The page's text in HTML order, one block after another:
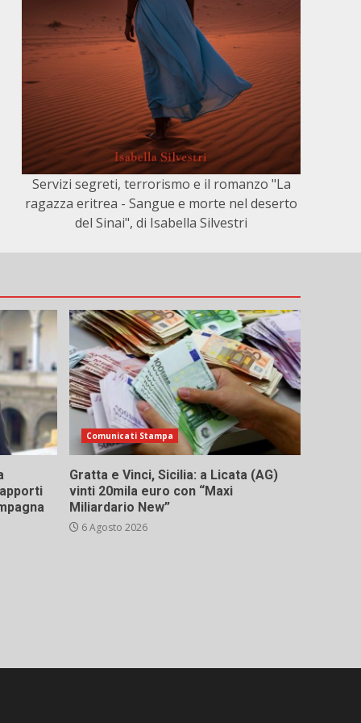
Servizi segreti, terrorismo e il romanzo "La
ragazza eritrea - Sangue e morte nel deserto
del Sinai", di Isabella Silvestri
Comunicati Stampa
Gratta e Vinci, Sicilia: a Licata (AG)
vinti 20mila euro con “Maxi
Miliardario New”
6 Agosto 2026